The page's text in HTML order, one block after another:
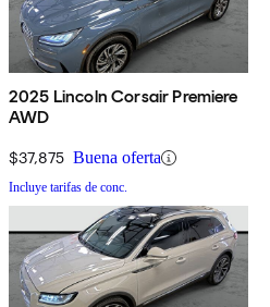
2025 Lincoln Corsair Premiere
AWD
$37,875 Buena oferta
Incluye tarifas de conc.